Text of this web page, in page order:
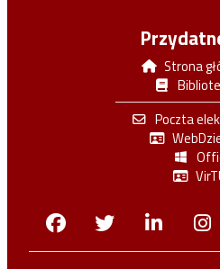
Strona
Poczta
FacebookTwitterLinkedin